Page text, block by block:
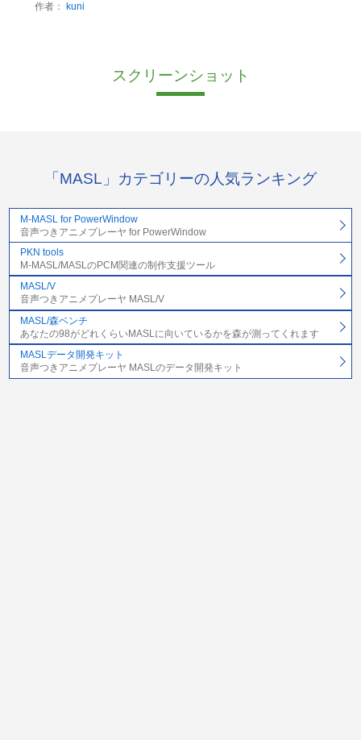
作者：
kuni
スクリーンショット
「MASL」カテゴリーの人気ランキング
M-MASL for PowerWindow
音声つきアニメプレーヤ for PowerWindow
PKN tools
M-MASL/MASLのPCM関連の制作支援ツール
MASL/V
音声つきアニメプレーヤ MASL/V
MASL/森ベンチ
あなたの98がどれくらいMASLに向いているかを森が測ってくれます
MASLデータ開発キット
音声つきアニメプレーヤ MASLのデータ開発キット